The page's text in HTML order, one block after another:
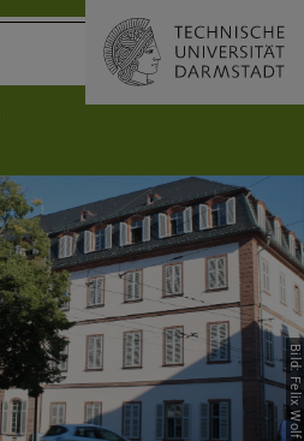
Bild: Felix Wolf